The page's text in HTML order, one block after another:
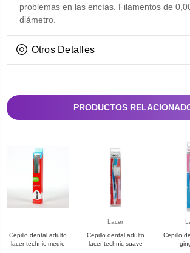
problemas en las encías. Filamentos de
diámetro.
Otros Detalles
PRODUCTOS
Cepillo dental adulto
lacer technic medio
Lacer
Cepillo dental adulto
lacer technic suave
Cepillo